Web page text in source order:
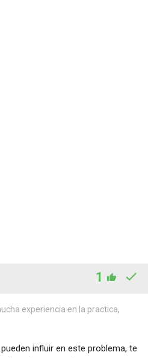
1
experiencia en la practica,
influir en este problema, te